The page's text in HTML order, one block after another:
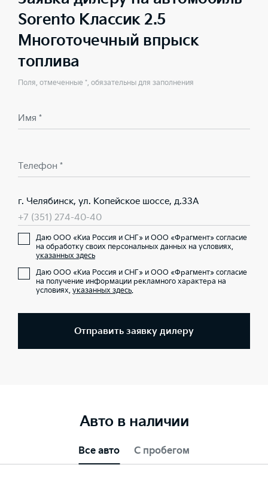
Sorento Классик 2.5
Многоточечный впрыск
топлива
Поля, отмеченные *, обязательны для заполнения
Имя *
Телефон *
г. Челябинск, ул. Копейское шоссе, д.33А
+7 (351) 274-40-40
Даю ООО «Киа Россия и СНГ» и ООО «Фрагмент» согласие
на обработку своих персональных данных на условиях,
указанных здесь
Даю ООО «Киа Россия и СНГ» и ООО «Фрагмент» согласие
на получение информации рекламного характера на
условиях, указанных здесь.
Отправить заявку дилеру
Авто в наличии
Все авто С пробегом